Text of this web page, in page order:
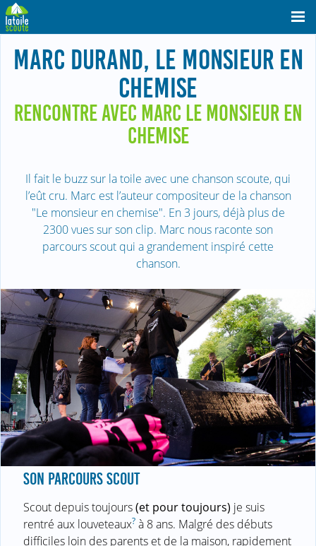
MARC DURAND, LE MONSIEUR EN
CHEMISE
RENCONTRE AVEC MARC LE MONSIEUR EN
CHEMISE
Il fait le buzz sur la toile avec une chanson scoute, qui
l’eût cru. Marc est l’auteur compositeur de la chanson
"Le monsieur en chemise". En 3 jours, déjà plus de
2300 vues sur son clip. Marc nous raconte son
parcours scout qui a grandement inspiré cette
chanson.
SON PARCOURS SCOUT
Scout depuis toujours(et pour toujours) je suis
rentré aux louveteaux? à 8 ans. Malgré des débuts
difficiles loin des parents et de la maison, rapidement